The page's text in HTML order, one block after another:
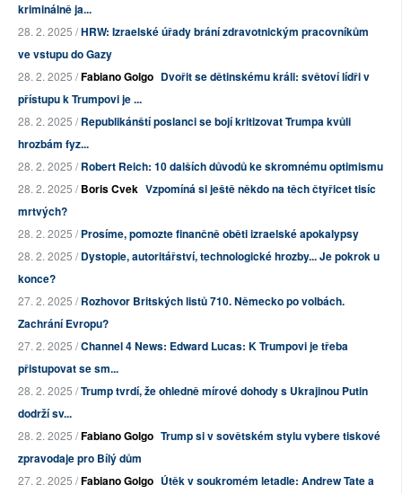
kriminálně ja...
28. 2. 2025 /HRW: Izraelské úřady brání zdravotnickým pracovníkům
ve vstupu do Gazy
28. 2. 2025 /Fabiano Golgo Dvořit se dětinskému králi: světoví lídři v
přístupu k Trumpovi je ...
28. 2. 2025 /Republikánští poslanci se bojí kritizovat Trumpa kvůli
hrozbám fyz...
28. 2. 2025 /Robert Reich: 10 dalších důvodů ke skromnému optimismu
28. 2. 2025 /Boris Cvek Vzpomíná si ještě někdo na těch čtyřicet tisíc
mrtvých?
28. 2. 2025 /Prosíme, pomozte finančně oběti izraelské apokalypsy
28. 2. 2025 /Dystopie, autoritářství, technologické hrozby... Je pokrok u
konce?
27. 2. 2025 /Rozhovor Britských listů 710. Německo po volbách.
Zachrání Evropu?
27. 2. 2025 /Channel 4 News: Edward Lucas: K Trumpovi je třeba
přistupovat se sm...
28. 2. 2025 /Trump tvrdí, že ohledně mírové dohody s Ukrajinou Putin
dodrží sv...
28. 2. 2025 /Fabiano Golgo Trump si v sovětském stylu vybere tiskové
zpravodaje pro Bílý dům
27. 2. 2025 /Fabiano Golgo Útěk v soukromém letadle: Andrew Tate a